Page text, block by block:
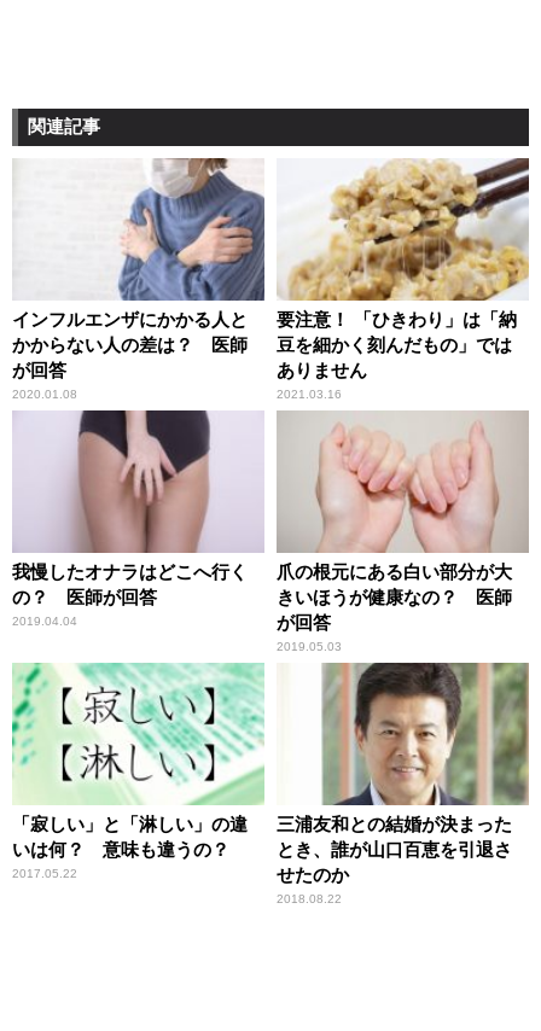
関連記事
インフルエンザにかかる人と
かからない人の差は？ 医師
が回答
2020.01.08
要注意！ 「ひきわり」は「納
豆を細かく刻んだもの」では
ありません
2021.03.16
我慢したオナラはどこへ行く
の？ 医師が回答
2019.04.04
爪の根元にある白い部分が大
きいほうが健康なの？ 医師
が回答
2019.05.03
「寂しい」と「淋しい」の違
いは何？ 意味も違うの？
2017.05.22
三浦友和との結婚が決まった
とき、誰が山口百恵を引退さ
せたのか
2018.08.22